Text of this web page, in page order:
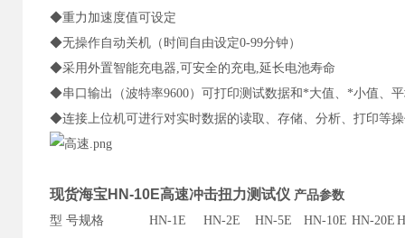
◆重力加速度值可设定
◆无操作自动关机（时间自由设定0-99分钟）
◆采用外置智能充电器,可安全的充电,延长电池寿命
◆串口输出（波特率9600）可打印测试数据和*大值、*小值、
◆连接上位机可进行对实时数据的读取、存储、分析、打印等
现货海宝HN-10E高速冲击扭力测试仪 产品参数
型 号规格
HN-1E HN-2E HN-5E HN-10E HN-20E